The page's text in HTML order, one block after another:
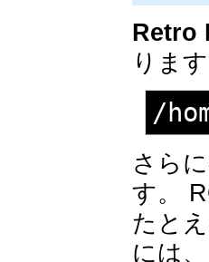
Retro
ります
/
さら
す。
たとえ
には、